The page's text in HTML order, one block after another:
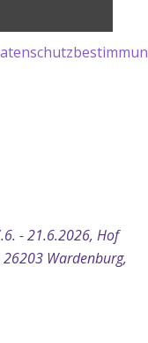
- 21.6.2026, Hof
Wardenburg,